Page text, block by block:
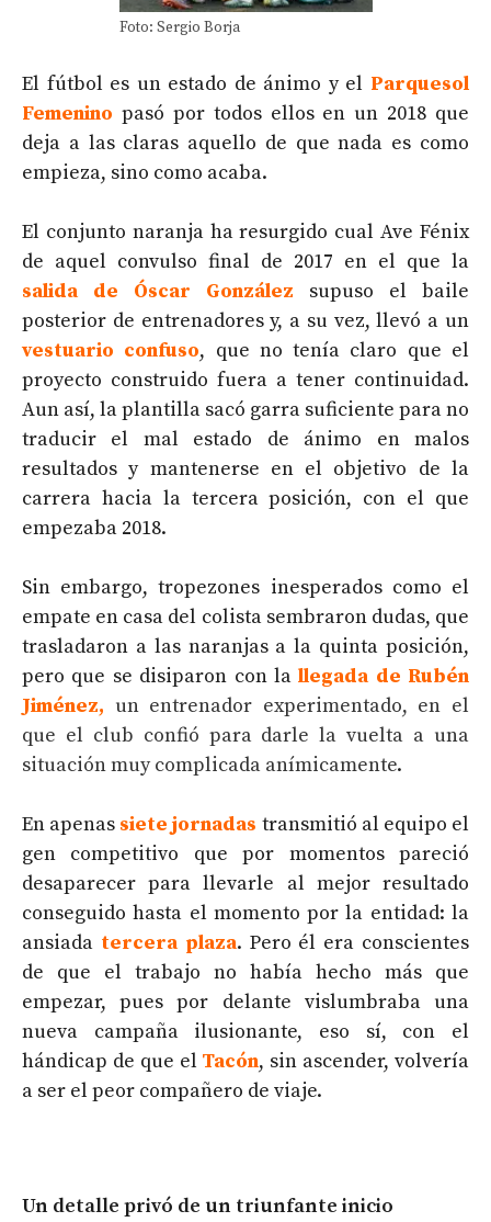
Foto: Sergio Borja
El fútbol es un estado de ánimo y el Parquesol
Femenino pasó por todos ellos en un 2018 que
deja a las claras aquello de que nada es como
empieza, sino como acaba.
El conjunto naranja ha resurgido cual Ave Fénix
de aquel convulso final de 2017 en el que la
salida de Óscar González supuso el baile
posterior de entrenadores y, a su vez, llevó a un
vestuario confuso, que no tenía claro que el
proyecto construido fuera a tener continuidad.
Aun así, la plantilla sacó garra suficiente para no
traducir el mal estado de ánimo en malos
resultados y mantenerse en el objetivo de la
carrera hacia la tercera posición, con el que
empezaba 2018.
Sin embargo, tropezones inesperados como el
empate en casa del colista sembraron dudas, que
trasladaron a las naranjas a la quinta posición,
pero que se disiparon con lallegada de Rubén
Jiménez, un entrenador experimentado, en el
que el club confió para darle la vuelta a una
situación muy complicada anímicamente.
En apenas siete jornadas transmitió al equipo el
gen competitivo que por momentos pareció
desaparecer para llevarle al mejor resultado
conseguido hasta el momento por la entidad: la
ansiada tercera plaza. Pero él era conscientes
de que el trabajo no había hecho más que
empezar, pues por delante vislumbraba una
nueva campaña ilusionante, eso sí, con el
hándicap de que el Tacón, sin ascender, volvería
a ser el peor compañero de viaje.
Un detalle privó de un triunfante inicio